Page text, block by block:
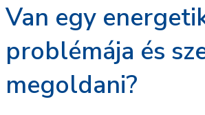
Van egy
problémája és
megoldani?